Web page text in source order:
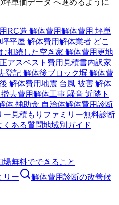
単価データ へ進めるように
RC造 解体費用解体費用 坪単
坪平屋 解体費用解体業者 どこ
相続した空き家 解体費用更地
アスベスト費用 見積書内訳家
登記 解体後ブロック塀 解体費
解体費用地震 台風 被害 解体
去費用解体工事 騒音 近隣ト
体 補助金 自治体解体費用診断
ー 見積もりファミリー無料診断
くある質問地域別ガイド
場無料でできること
リー 解体費用診断の改善候